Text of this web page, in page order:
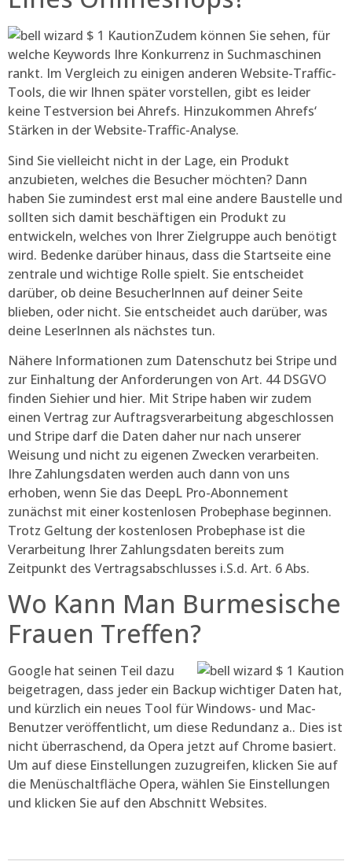
Zudem können Sie sehen, für
welche Keywords Ihre Konkurrenz in Suchmaschinen
rankt. Im Vergleich zu einigen anderen Website-Traffic-
Tools, die wir Ihnen später vorstellen, gibt es leider
keine Testversion bei Ahrefs. Hinzukommen Ahrefs‘
Stärken in der Website-Traffic-Analyse.
Sind Sie vielleicht nicht in der Lage, ein Produkt
anzubieten, welches die Besucher möchten? Dann
haben Sie zumindest erst mal eine andere Baustelle und
sollten sich damit beschäftigen ein Produkt zu
entwickeln, welches von Ihrer Zielgruppe auch benötigt
wird. Bedenke darüber hinaus, dass die Startseite eine
zentrale und wichtige Rolle spielt. Sie entscheidet
darüber, ob deine BesucherInnen auf deiner Seite
blieben, oder nicht. Sie entscheidet auch darüber, was
deine LeserInnen als nächstes tun.
Nähere Informationen zum Datenschutz bei Stripe und
zur Einhaltung der Anforderungen von Art. 44 DSGVO
finden Siehier und hier. Mit Stripe haben wir zudem
einen Vertrag zur Auftragsverarbeitung abgeschlossen
und Stripe darf die Daten daher nur nach unserer
Weisung und nicht zu eigenen Zwecken verarbeiten.
Ihre Zahlungsdaten werden auch dann von uns
erhoben, wenn Sie das DeepL Pro-Abonnement
zunächst mit einer kostenlosen Probephase beginnen.
Trotz Geltung der kostenlosen Probephase ist die
Verarbeitung Ihrer Zahlungsdaten bereits zum
Zeitpunkt des Vertragsabschlusses i.S.d. Art. 6 Abs.
Wo Kann Man Burmesische
Frauen Treffen?
Google hat seinen Teil dazu
beigetragen, dass jeder ein Backup wichtiger Daten hat,
und kürzlich ein neues Tool für Windows- und Mac-
Benutzer veröffentlicht, um diese Redundanz a.. Dies ist
nicht überraschend, da Opera jetzt auf Chrome basiert.
Um auf diese Einstellungen zuzugreifen, klicken Sie auf
die Menüschaltfläche Opera, wählen Sie Einstellungen
und klicken Sie auf den Abschnitt Websites.